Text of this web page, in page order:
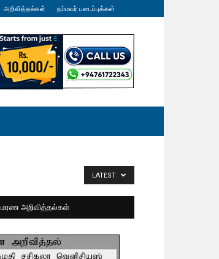
அறிவித்தல்கள் நம்மவர் படைப்புக்கள்
LATEST
மரண அறிவித்தல்கள்